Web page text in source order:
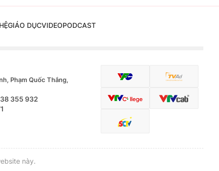
GIÁO DỤCVIDEOPODCAST
Phạm Quốc Thắng,
355 932
này.